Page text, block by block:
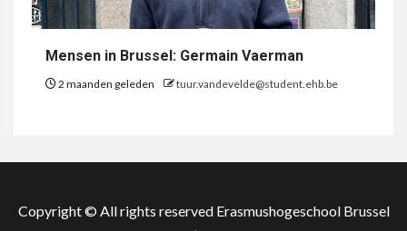
Mensen in Brussel: Germain Vaerman
2 maanden geleden tuur.vandevelde@student.ehb.be
Copyright © All rights reserved Erasmushogeschool Brussel